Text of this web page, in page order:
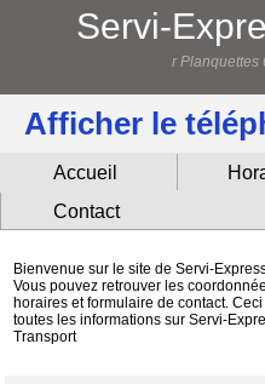
Servi-
r Planquettes
Afficher le
Accueil
Contact
Bienvenue sur le site de Servi-
Vous pouvez retrouver les
horaires et formulaire de contact.
toutes les informations sur Servi-
Transport